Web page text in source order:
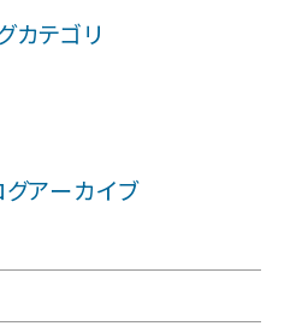
カテゴリ
アーカイブ